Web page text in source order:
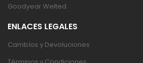
Goodyear Welted
ENLACES LEGALES
Cambíos y Devoluciones